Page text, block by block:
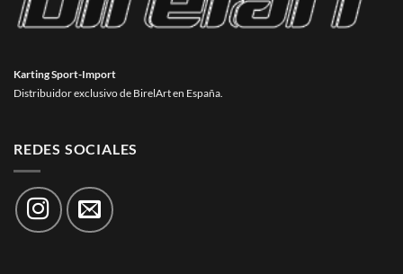
Karting Sport-Import
Distribuidor exclusivo de BirelArt en España.
REDES SOCIALES